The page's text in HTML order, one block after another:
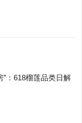
”：618榴莲品类日解